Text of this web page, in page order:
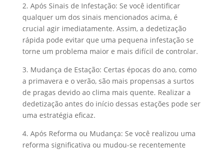
2. Após Sinais de Infestação: Se você identificar
qualquer um dos sinais mencionados acima, é
crucial agir imediatamente. Assim, a dedetização
rápida pode evitar que uma pequena infestação se
torne um problema maior e mais difícil de controlar.
3. Mudança de Estação: Certas épocas do ano, como
a primavera e o verão, são mais propensas a surtos
de pragas devido ao clima mais quente. Realizar a
dedetização antes do início dessas estações pode ser
uma estratégia eficaz.
4. Após Reforma ou Mudança: Se você realizou uma
reforma significativa ou mudou-se recentemente